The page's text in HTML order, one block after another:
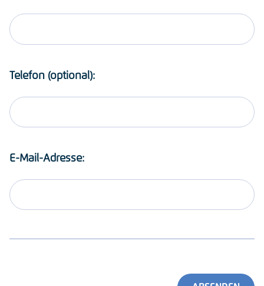
Telefon (optional):
E-Mail-Adresse: